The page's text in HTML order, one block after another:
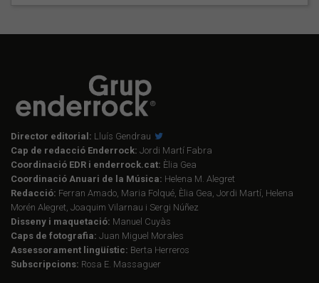
Director editorial: Lluís Gendrau
Cap de redacció Enderrock: Jordi Martí Fabra
Coordinació EDR i enderrock.cat: Èlia Gea
Coordinació Anuari de la Música: Helena M. Alegret
Redacció: Ferran Amado, Maria Folqué, Èlia Gea, Jordi Martí, Helena
Morén Alegret, Joaquim Vilarnau i Sergi Núñez
Disseny i maquetació: Manuel Cuyàs
Caps de fotografia: Juan Miguel Morales
Assessorament lingüístic: Berta Herreros
Subscripcions: Rosa E. Massaguer